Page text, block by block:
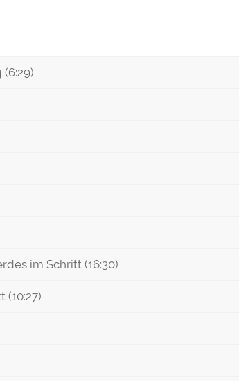
im Schritt (16:30)
(10:27)